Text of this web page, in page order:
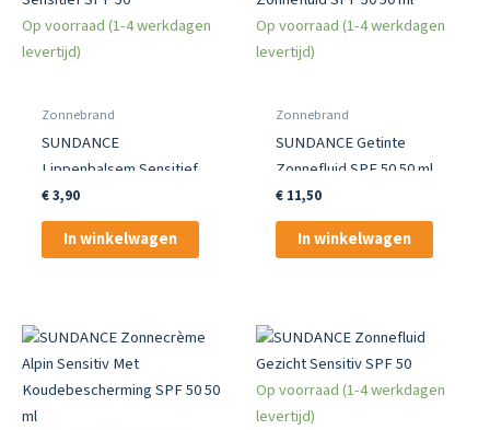
Op voorraad (1-4 werkdagen
levertijd)
Zonnebrand
SUNDANCE
Lippenbalsem Sensitief
SPF 50
€3,90
In winkelwagen
Op voorraad (1-4 werkdagen
levertijd)
Zonnebrand
SUNDANCE Getinte
Zonnefluid SPF 50 50 ml
€11,50
In winkelwagen
Op voorraad (1-4 werkdagen
levertijd)